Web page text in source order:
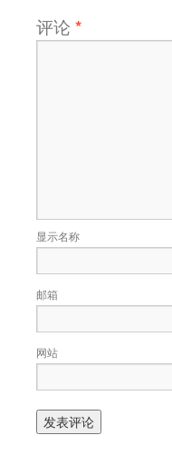
评论 *
显示名称
邮箱
网站